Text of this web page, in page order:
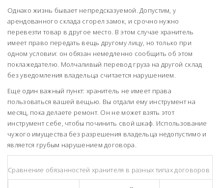
Однако жизнь бывает непредсказуемой. Допустим, у
арендованного склада сгорел замок, и срочно нужно
перевезти товар в другое место. В этом случае хранитель
имеет право передать вещь другому лицу, но только при
одном условии: он обязан немедленно сообщить об этом
поклажедателю. Молчаливый перевод груза на другой склад
без уведомления владельца считается нарушением.
Еще один важный пункт: хранитель не имеет права
пользоваться вашей вещью. Вы отдали ему инструмент на
месяц, пока делаете ремонт. Он не может взять этот
инструмент себе, чтобы починить свой шкаф. Использование
чужого имущества без разрешения владельца недопустимо и
является грубым нарушением договора.
Сравнение обязанностей хранителя в разных типах договоров